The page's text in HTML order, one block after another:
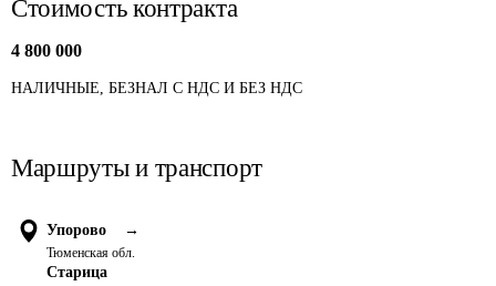
Стоимость контракта
4 800 000
НАЛИЧНЫЕ, БЕЗНАЛ С НДС И БЕЗ НДС
Маршруты и транспорт
Упорово →
Тюменская обл.
Старица